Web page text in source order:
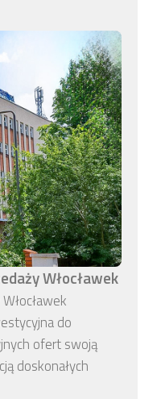
Włocławek
do
ofert swoją
doskonałych